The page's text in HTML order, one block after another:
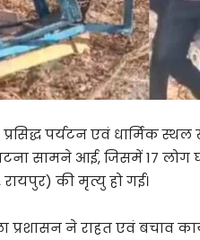
पर्यटन एवं धार्मिक
सामने आई, जिसमें 17 लोग
रायपुर) की मृत्यु हो गई।
ने राहत एवं बचाव